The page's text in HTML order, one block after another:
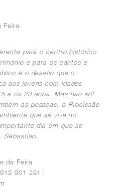
Feira
para o centro histórico
e para os cantos e
é o desafio que o
aos jovens com idades
e os 20 anos. Mas não só!
as pessoas, a Procissão
que se vive no
dia em que se
Sebastião.
da Feira
9​12 901 281 |